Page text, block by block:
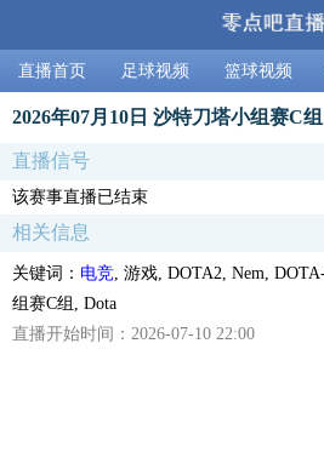
直播首页 足球视频 篮球视频
2026年07月10日 沙特刀塔小组赛C
直播信号
该赛事直播已结束
相关信息
关键词： 电竞 , 游戏, DOTA2, Nem,
组赛C组, Dota
直播开始时间：2026-07-10 22:00